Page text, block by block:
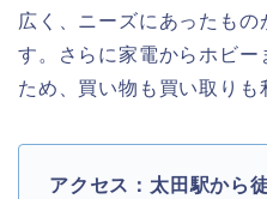
広く、ニーズにあったも
す。さらに家電からホビー
ため、買い物も買い取りも
アクセス：太田駅から